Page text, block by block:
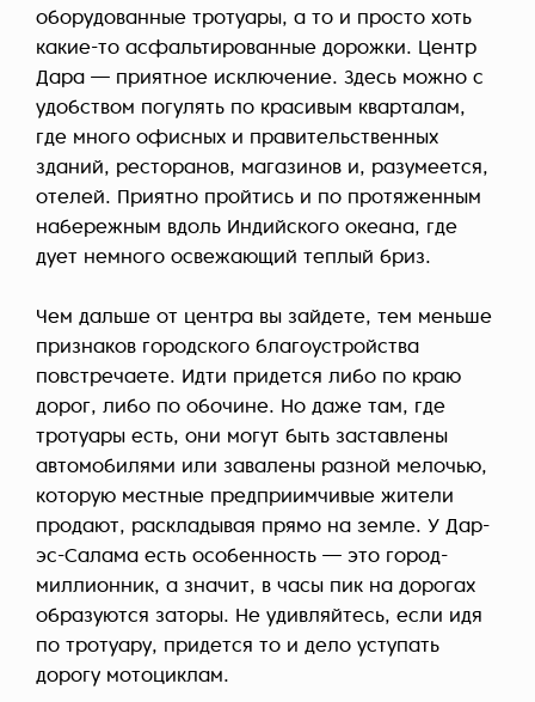
оборудованные тротуары, а то и просто хоть
какие-то асфальтированные дорожки. Центр
Дара — приятное исключение. Здесь можно с
удобством погулять по красивым кварталам,
где много офисных и правительственных
зданий, ресторанов, магазинов и, разумеется,
отелей. Приятно пройтись и по протяженным
набережным вдоль Индийского океана, где
дует немного освежающий теплый бриз.
Чем дальше от центра вы зайдете, тем меньше
признаков городского благоустройства
повстречаете. Идти придется либо по краю
дорог, либо по обочине. Но даже там, где
тротуары есть, они могут быть заставлены
автомобилями или завалены разной мелочью,
которую местные предприимчивые жители
продают, раскладывая прямо на земле. У Дар-
эс-Салама есть особенность — это город-
миллионник, а значит, в часы пик на дорогах
образуются заторы. Не удивляйтесь, если идя
по тротуару, придется то и дело уступать
дорогу мотоциклам.